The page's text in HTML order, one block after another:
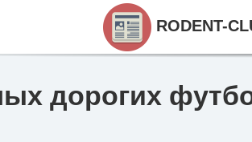
дорогих
RODENT-